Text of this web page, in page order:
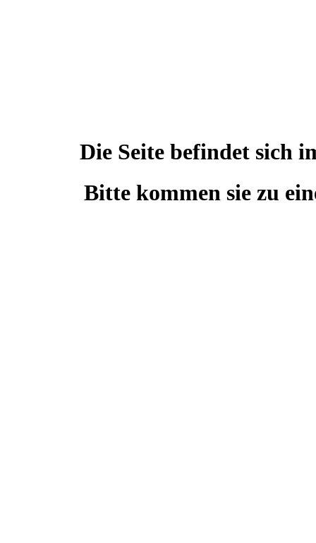
Die Seite befindet sich
Bitte kommen sie zu